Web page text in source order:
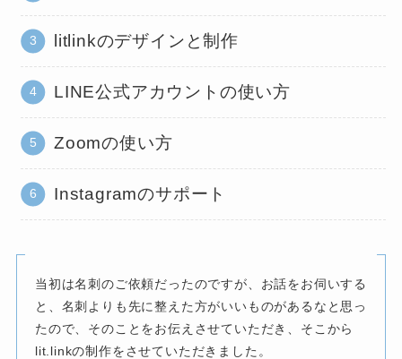
litlinkのデザインと制作
LINE公式アカウントの使い方
Zoomの使い方
Instagramのサポート
当初は名刺のご依頼だったのですが、お話をお伺いする
と、名刺よりも先に整えた方がいいものがあるなと思っ
たので、そのことをお伝えさせていただき、そこから
lit.linkの制作をさせていただきました。